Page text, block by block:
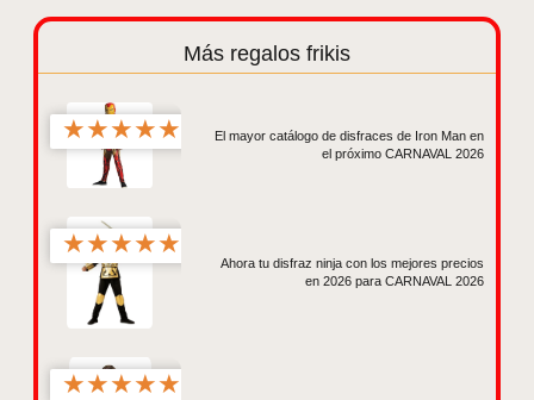
Más regalos frikis
★★★★★
El mayor catálogo de disfraces de Iron Man en
el próximo CARNAVAL 2026
★★★★★
Ahora tu disfraz ninja con los mejores precios
en 2026 para CARNAVAL 2026
★★★★★